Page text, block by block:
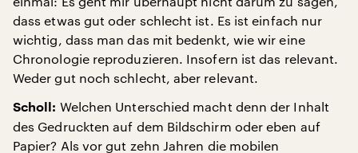
dass etwas gut oder schlecht ist. Es ist einfach nur
wichtig, dass man das mit bedenkt, wie wir eine
Chronologie reproduzieren. Insofern ist das relevant.
Weder gut noch schlecht, aber relevant.
Scholl: Welchen Unterschied macht denn der Inhalt
des Gedruckten auf dem Bildschirm oder eben auf
Papier? Als vor gut zehn Jahren die mobilen